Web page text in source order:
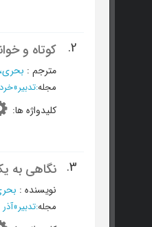
2. کوتاه و
مترجم :
مجله:تدبیر»خرداد 1378
کلیدواژه ها:
3. نگاهی به
نویسنده :
مجله:تدبیر»آذر 1377 - شماره 88